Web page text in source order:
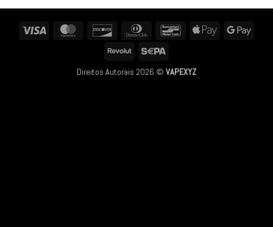
MasterCard Discover
Dinners
BancontactApple
Revolut
Direitos Autorais 2026 © VAPEXYZ